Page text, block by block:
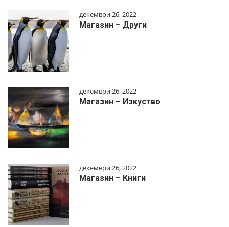
декември 26, 2022
Магазин – Други
декември 26, 2022
Магазин – Изкуство
декември 26, 2022
Магазин – Книги